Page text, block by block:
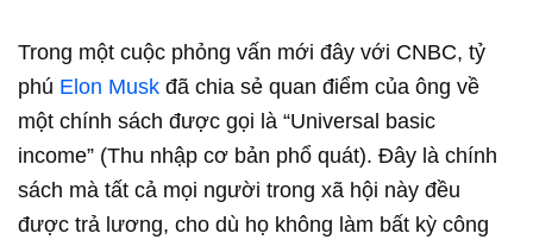
Trong một cuộc phỏng vấn mới đây với CNBC, tỷ
phú Elon Musk đã chia sẻ quan điểm của ông về
một chính sách được gọi là “Universal basic
income” (Thu nhập cơ bản phổ quát). Đây là chính
sách mà tất cả mọi người trong xã hội này đều
được trả lương, cho dù họ không làm bất kỳ công